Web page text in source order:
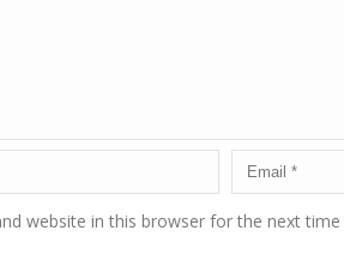
website in this browser for the next